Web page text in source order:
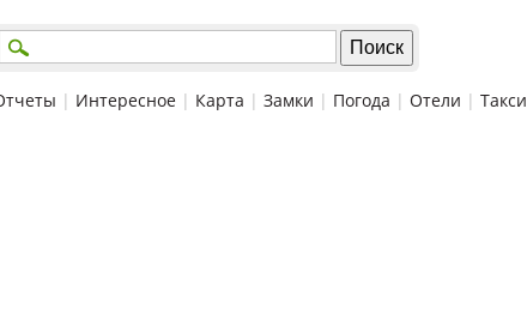
| Интересное | Карта | Замки | Погода | Отели | Такси